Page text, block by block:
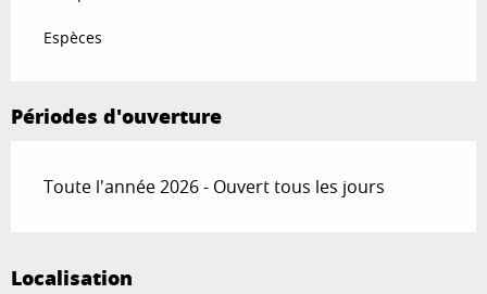
Espèces
Périodes d'ouverture
Toute l'année 2026 - Ouvert tous les jours
Localisation